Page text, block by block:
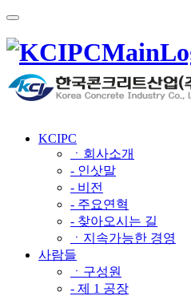
KCIPC
ㆍ회사소개
- 인삿말
- 비전
- 주요연혁
- 찾아오시는 길
ㆍ지속가능한 경영
사람들
ㆍ구성원
- 제 1 공장